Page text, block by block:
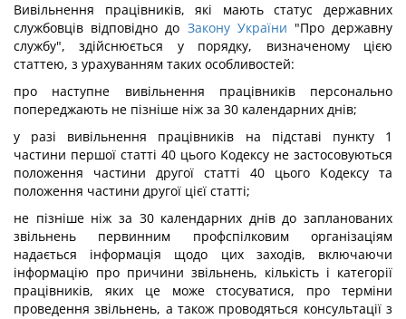
Вивільнення працівників, які мають статус державних
службовців відповідно до Закону України "Про державну
службу", здійснюється у порядку, визначеному цією
статтею, з урахуванням таких особливостей:
про наступне вивільнення працівників персонально
попереджають не пізніше ніж за 30 календарних днів;
у разі вивільнення працівників на підставі пункту 1
частини першої статті 40 цього Кодексу не застосовуються
положення частини другої статті 40 цього Кодексу та
положення частини другої цієї статті;
не пізніше ніж за 30 календарних днів до запланованих
звільнень первинним профспілковим організаціям
надається інформація щодо цих заходів, включаючи
інформацію про причини звільнень, кількість і категорії
працівників, яких це може стосуватися, про терміни
проведення звільнень, а також проводяться консультації з